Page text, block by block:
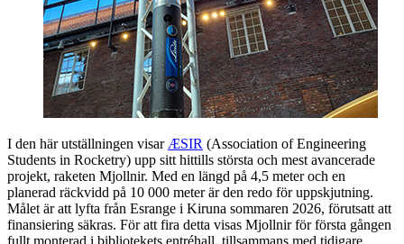
I den här utställningen visar ÆSIR (Association of Engineering
Students in Rocketry) upp sitt hittills största och mest avancerade
projekt, raketen Mjollnir. Med en längd på 4,5 meter och en
planerad räckvidd på 10 000 meter är den redo för uppskjutning.
Målet är att lyfta från Esrange i Kiruna sommaren 2026, förutsatt att
finansiering säkras. För att fira detta visas Mjollnir för första gången
fullt monterad i bibliotekets entréhall, tillsammans med tidigare